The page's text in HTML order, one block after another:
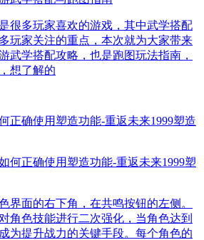
很多玩家喜欢的游戏，其中武学搭配
玩家关注的重点，本次就为大家带来
武学搭配攻略，也是跑图玩法指南，
想了解的
正确使用塑造功能-重返未来1999塑造
界面的右下角，在共鸣按钮的左侧。
角色技能进行二次强化，当角色达到
为提升战力的关键手段。每个角色的